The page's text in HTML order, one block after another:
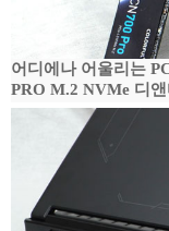
어디에나 어울리는
PRO M.2 NVMe 디